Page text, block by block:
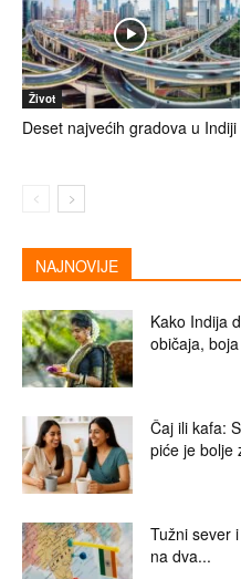
Život
Deset najvećih gradova u Indiji
NAJNOVIJE
Kako Indija
običaja,
Čaj ili kafa:
piće je bolje
Tužni sever
na dva...